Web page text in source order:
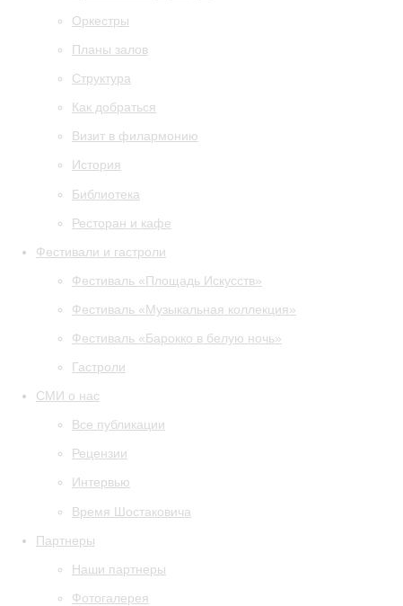
Оркестры
Планы залов
Структура
Как добраться
Визит в филармонию
История
Библиотека
Ресторан и кафе
Фестивали и гастроли
Фестиваль «Площадь Искусств»
Фестиваль «Музыкальная коллекция»
Фестиваль «Барокко в белую ночь»
Гастроли
СМИ о нас
Все публикации
Рецензии
Интервью
Время Шостаковича
Партнеры
Наши партнеры
Фотогалерея